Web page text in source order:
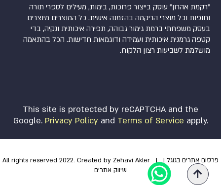
mc170